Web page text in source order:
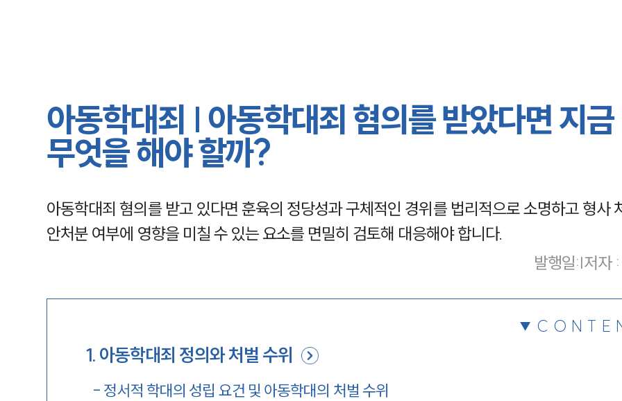
아동학대죄 | 아동학대죄 혐의를 받았다면 지
무엇을 해야 할까?
아동학대죄 혐의를 받고 있다면 훈육의 정당성과 구체적인 경위를 법리적으로 소명하고 형사
안처분 여부에 영향을 미칠 수 있는 요소를 면밀히 검토해 대응해야 합니다.
발행일:|저자 :
1. 아동학대죄 정의와 처벌 수위
- 정서적 학대의 성립 요건 및 아동학대의 처벌 수위